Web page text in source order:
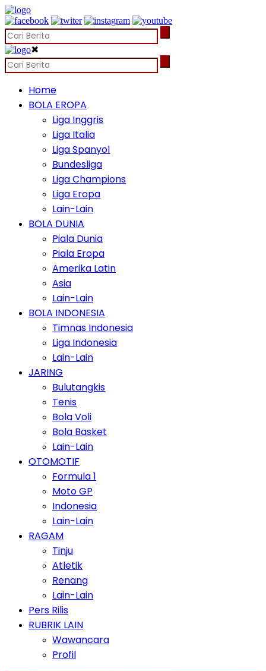
✖
Home
BOLA EROPA
Liga Inggris
Liga Italia
Liga Spanyol
Bundesliga
Liga Champions
Liga Eropa
Lain-Lain
BOLA DUNIA
Piala Dunia
Piala Eropa
Amerika Latin
Asia
Lain-Lain
BOLA INDONESIA
Timnas Indonesia
Liga Indonesia
Lain-Lain
JARING
Bulutangkis
Tenis
Bola Voli
Bola Basket
Lain-Lain
OTOMOTIF
Formula 1
Moto GP
Indonesia
Lain-Lain
RAGAM
Tinju
Atletik
Renang
Lain-Lain
Pers Rilis
RUBRIK LAIN
Wawancara
Profil